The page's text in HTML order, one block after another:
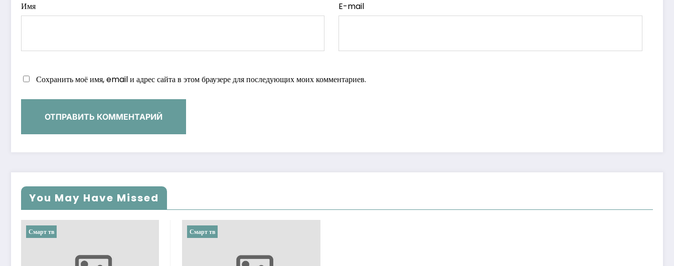
Имя E-mail
Сохранить моё имя, email и адрес сайта в этом браузере для последующих моих комментариев.
You May Have Missed
Смарт тв Смарт тв